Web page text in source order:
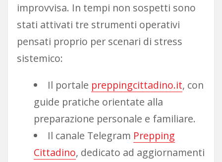
improvvisa. In tempi non sospetti sono
stati attivati tre strumenti operativi
pensati proprio per scenari di stress
sistemico:
Il portale preppingcittadino.it, con
guide pratiche orientate alla
preparazione personale e familiare.
Il canale Telegram Prepping
Cittadino, dedicato ad aggiornamenti